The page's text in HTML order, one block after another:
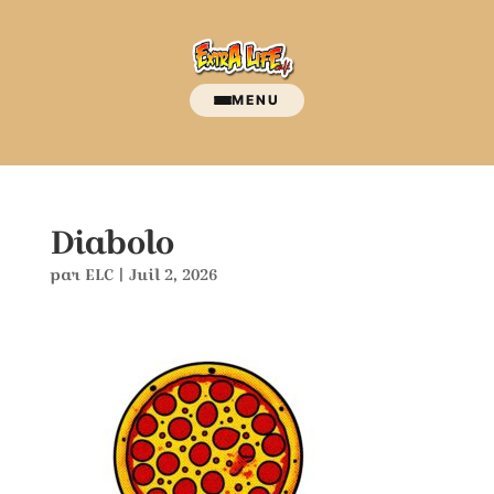
MENU
Diabolo
par ELC| Juil 2, 2026